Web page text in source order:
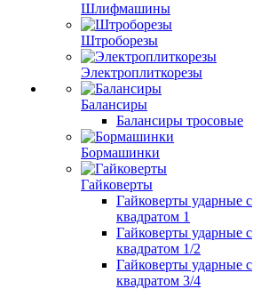
Шлифмашины
Штроборезы
Электроплиткорезы
Балансиры
Балансиры тросовые
Бормашинки
Гайковерты
Гайковерты ударные с
квадратом 1
Гайковерты ударные с
квадратом 1/2
Гайковерты ударные с
квадратом 3/4